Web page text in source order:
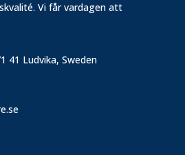
Vi får vardagen att
41 Ludvika, Sweden